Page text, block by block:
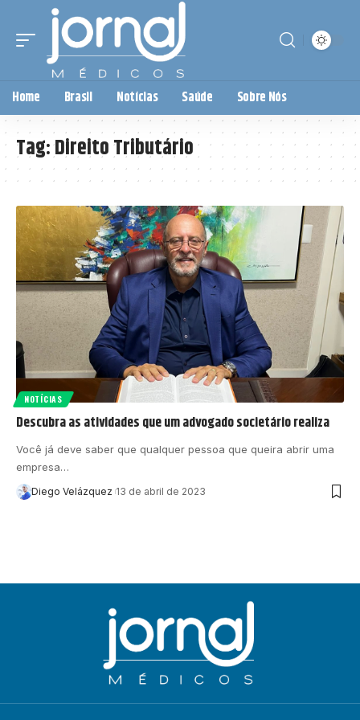
Home Brasil Notícias Saúde Sobre Nós
Tag:Direito Tributário
NOTÍCIAS
Descubra as atividades que um advogado societário realiza
Você já deve saber que qualquer pessoa que queira abrir uma
empresa…
Diego Velázquez 13 de abril de 2023